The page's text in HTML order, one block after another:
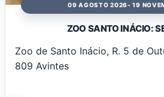
09 AGOSTO 2026- 19
ZOO SANTO INÁCIO:
Zoo de Santo Inácio, R. 5 de
809 Avintes